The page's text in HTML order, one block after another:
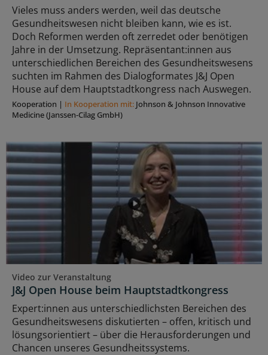
Vieles muss anders werden, weil das deutsche
Gesundheitswesen nicht bleiben kann, wie es ist.
Doch Reformen werden oft zerredet oder benötigen
Jahre in der Umsetzung. Repräsentant:innen aus
unterschiedlichen Bereichen des Gesundheitswesens
suchten im Rahmen des Dialogformates J&J Open
House auf dem Hauptstadtkongress nach Auswegen.
Kooperation | In Kooperation mit: Johnson & Johnson Innovative
Medicine (Janssen-Cilag GmbH)
Video zur Veranstaltung
J&J Open House beim Hauptstadtkongress
Expert:innen aus unterschiedlichsten Bereichen des
Gesundheitswesens diskutierten – offen, kritisch und
lösungsorientiert – über die Herausforderungen und
Chancen unseres Gesundheitssystems.